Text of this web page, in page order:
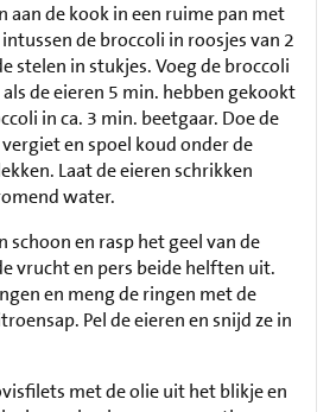
aan de kook in een ruime pan met
de broccoli in roosjes van 2
stelen in stukjes. Voeg de broccoli
de eieren 5 min. hebben gekookt
in ca. 3 min. beetgaar. Doe de
en spoel koud onder de
Laat de eieren schrikken
water.
schoon en rasp het geel van de
vrucht en pers beide helften uit.
en meng de ringen met de
Pel de eieren en snijd ze in
met de olie uit het blikje en